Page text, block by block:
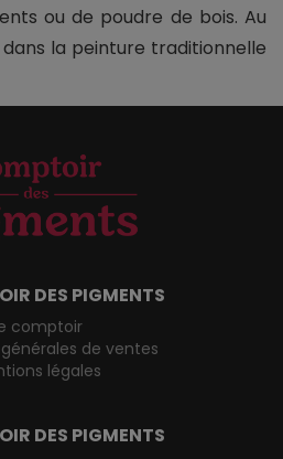
ou de poudre de bois. Au
la peinture traditionnelle
DES PIGMENTS
comptoir
de ventes
légales
DES PIGMENTS